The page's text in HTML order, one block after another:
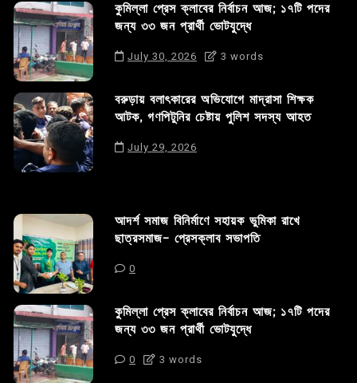
কুমিল্লা প্রেস ক্লাবের নির্বাচন আজ; ১৭টি পদের
জন্য ৩৩ জন প্রার্থী ভোটযুদ্ধে
July 30, 2026 3 words
বরুড়ায় বলাৎকারের অভিযোগে মাদ্রাসা শিক্ষক
আটক, গণপিটুনির চেষ্টায় পুলিশ সদস্য আহত
July 29, 2026
আদর্শ সমাজ বিনির্মাণে সহায়ক ভুমিকা রাখে
ছাত্রসমাজ- প্রেসক্লাব সভাপতি
0
কুমিল্লা প্রেস ক্লাবের নির্বাচন আজ; ১৭টি পদের
জন্য ৩৩ জন প্রার্থী ভোটযুদ্ধে
0 3 words